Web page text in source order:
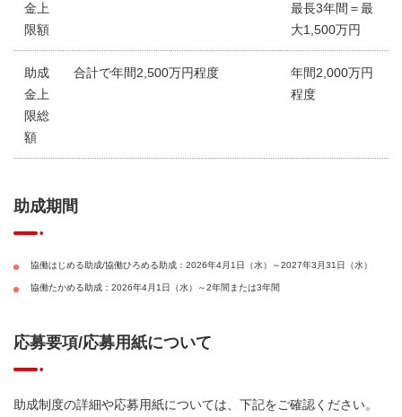
金上
限額
最長3年間＝最
大1,500万円
助成
金上
限総
額
合計で年間2,500万円程度
年間2,000万円
程度
助成期間
協働はじめる助成/協働ひろめる助成：2026年4月1日（水）～2027年3月31日（水）
協働たかめる助成：2026年4月1日（水）～2年間または3年間
応募要項/応募用紙について
助成制度の詳細や応募用紙については、下記をご確認ください。